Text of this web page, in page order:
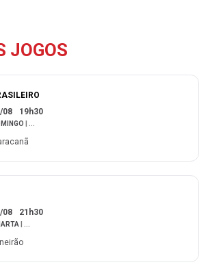
JOGOS
08 19h30
08 21h30